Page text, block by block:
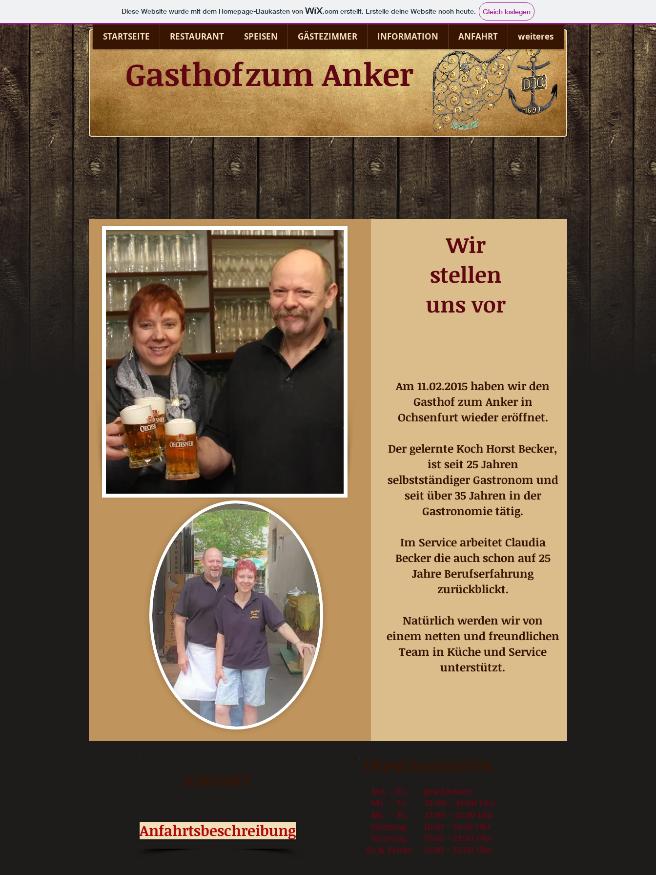
Diese Website wurde mit dem Homepage-Baukasten von .com erstellt. Erstelle deine Website noch heute. Gleich loslegen
STARTSEITE RESTAURANT SPEISEN GÄSTEZIMMER INFORMATION ANFAHRT weiteres
Gasthofzum Anker
Wir
stellen
uns vor
Am 11.02.2015 haben wir den
Gasthof zum Anker in
Ochsenfurt wieder eröffnet.
Der gelernte Koch Horst Becker,
ist seit 25 Jahren
selbstständiger Gastronom und
seit über 35 Jahren in der
Gastronomie tätig.
Im Service arbeitet Claudia
Becker die auch schon auf 25
Jahre Berufserfahrung
zurückblickt.
Natürlich werden wir von
einem netten und freundlichen
Team in Küche und Service
unterstützt.
ANFAHRT
Anfahrtsbeschreibung
ÖFFNUNGSZEITEN
Mo. , Di., geschlossen
Mi. - Fr. 12:00 - 14:00 Uhr
Mi. - Fr. 17:00 - 21:30 Uhr
Samstag 11:00 - 14:30 Uhr
Samstag 17:00 - 21:30 Uhr
So & Feiert. 11:00 - 15:00 Uhr